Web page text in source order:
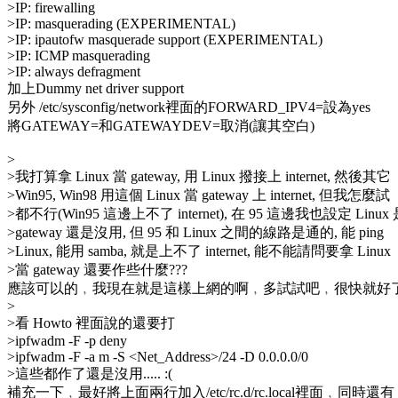
>IP: firewalling
>IP: masquerading (EXPERIMENTAL)
>IP: ipautofw masquerade support (EXPERIMENTAL)
>IP: ICMP masquerading
>IP: always defragment
加上Dummy net driver support
另外 /etc/sysconfig/network裡面的FORWARD_IPV4=設為yes
將GATEWAY=和GATEWAYDEV=取消(讓其空白)
>
>我打算拿 Linux 當 gateway, 用 Linux 撥接上 internet, 然後其它
>Win95, Win98 用這個 Linux 當 gateway 上 internet, 但我怎麼試
>都不行(Win95 這邊上不了 internet), 在 95 這邊我也設定 Linux
>gateway 還是沒用, 但 95 和 Linux 之間的線路是通的, 能 ping
>Linux, 能用 samba, 就是上不了 internet, 能不能請問要拿 Linux
>當 gateway 還要作些什麼???
應該可以的﹐我現在就是這樣上網的啊﹐多試試吧﹐很快就好
>
>看 Howto 裡面說的還要打
>ipfwadm -F -p deny
>ipfwadm -F -a m -S <Net_Address>/24 -D 0.0.0.0/0
>這些都作了還是沒用..... :(
補充一下﹐最好將上面兩行加入/etc/rc.d/rc.local裡面﹐同時還有